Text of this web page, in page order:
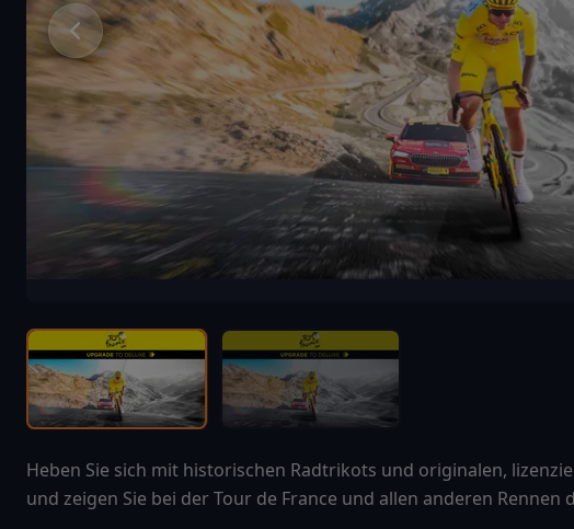
Heben Sie sich mit historischen Radtrikots und originalen,
und zeigen Sie bei der Tour de France und allen anderen Rennen